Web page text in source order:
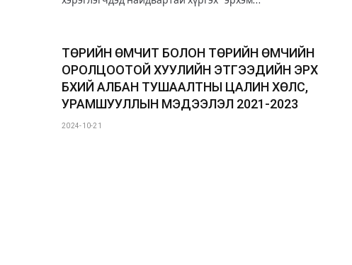
ТӨРИЙН ӨМЧИТ БОЛОН ТӨРИЙН ӨМЧИЙН
ОРОЛЦООТОЙ ХУУЛИЙН ЭТГЭЭДИЙН ЭРХ
БҮХИЙ АЛБАН ТУШААЛТНЫ ЦАЛИН ХӨЛС,
УРАМШУУЛЛЫН МЭДЭЭЛЭЛ 2021-2023
2024-10-21